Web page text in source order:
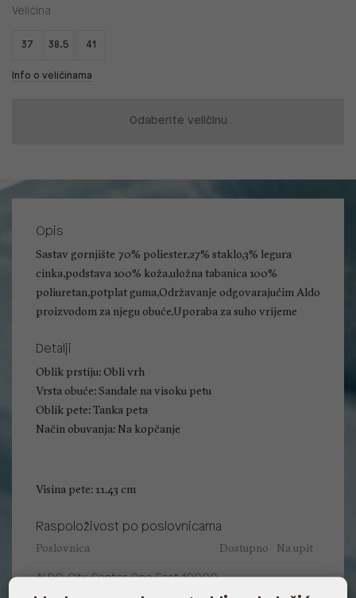
Veličina
37 38.5 41
Info o veličinama
Odaberite veličinu
Opis
Sastav gornjište 70% poliester,27% staklo,3% legura
cinka,podstava 100% koža,uložna tabanica 100%
poliuretan,potplat guma,Održavanje odgovarajućim Aldo
proizvodom za njegu obuće,Uporaba za suho vrijeme
Detalji
Oblik prstiju: Obli vrh
Vrsta obuće: Sandale na visoku petu
Oblik pete: Tanka peta
Način obuvanja: Na kopčanje
Visina pete: 11.43 cm
Raspoloživost po poslovnicama
Poslovnica Dostupno Na upit
ALDO, City Center One East 10000
Zagreb